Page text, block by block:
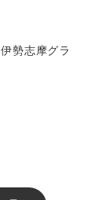
勢志摩グラ